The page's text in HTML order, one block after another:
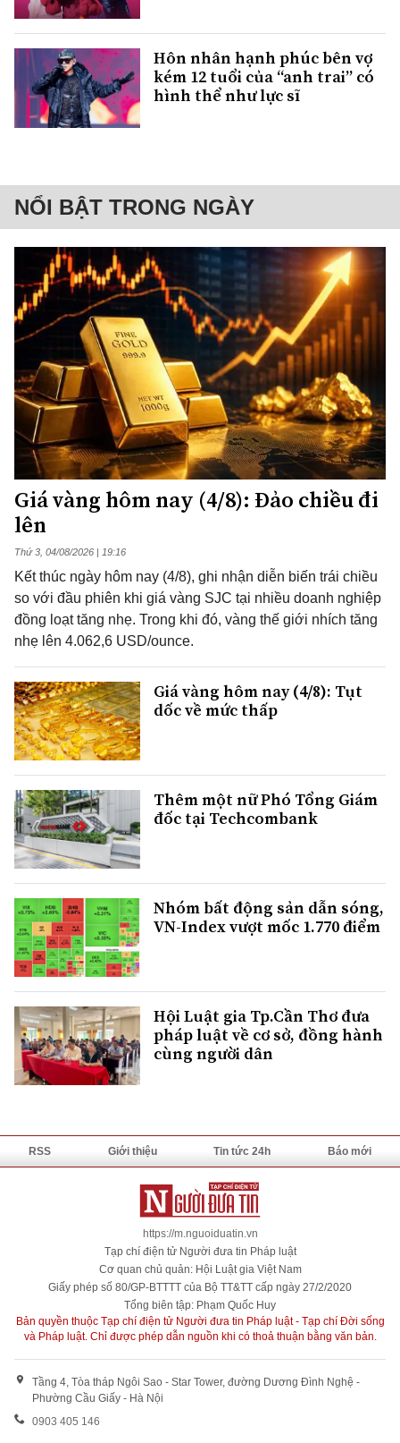
Hôn nhân hạnh phúc bên vợ
kém 12 tuổi của “anh trai” có
hình thể như lực sĩ
NỔI BẬT TRONG NGÀY
Giá vàng hôm nay (4/8): Đảo chiều đi
lên
Thứ 3, 04/08/2026 | 19:16
Kết thúc ngày hôm nay (4/8), ghi nhận diễn biến trái chiều
so với đầu phiên khi giá vàng SJC tại nhiều doanh nghiệp
đồng loạt tăng nhẹ. Trong khi đó, vàng thế giới nhích tăng
nhẹ lên 4.062,6 USD/ounce.
Giá vàng hôm nay (4/8): Tụt
dốc về mức thấp
Thêm một nữ Phó Tổng Giám
đốc tại Techcombank
Nhóm bất động sản dẫn sóng,
VN-Index vượt mốc 1.770 điểm
Hội Luật gia Tp.Cần Thơ đưa
pháp luật về cơ sở, đồng hành
cùng người dân
RSS Giới thiệu Tin tức 24h Báo mới
https://m.nguoiduatin.vn
Tạp chí điện tử Người đưa tin Pháp luật
Cơ quan chủ quản: Hội Luật gia Việt Nam
Giấy phép số 80/GP-BTTTT của Bộ TT&TT cấp ngày 27/2/2020
Tổng biên tập: Phạm Quốc Huy
Bản quyền thuộc Tạp chí điện tử Người đưa tin Pháp luật - Tạp chí Đời sống
và Pháp luật. Chỉ được phép dẫn nguồn khi có thoả thuận bằng văn bản.
Tầng 4, Tòa tháp Ngôi Sao - Star Tower, đường Dương Đình Nghệ -
Phường Cầu Giấy - Hà Nội
0903 405 146